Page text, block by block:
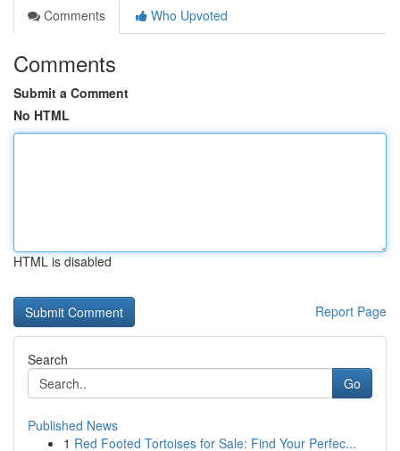
Comments
Who Upvoted
Comments
Submit a Comment
No HTML
HTML is disabled
Report Page
Search
Go
Published News
1 Red Footed Tortoises for Sale: Find Your Perfec...